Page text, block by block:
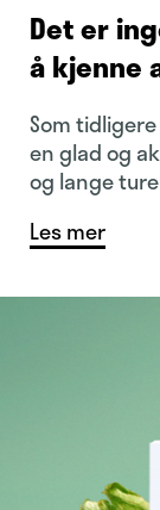
Det er
å kjenne
Som
en glad og
og lange
Les mer